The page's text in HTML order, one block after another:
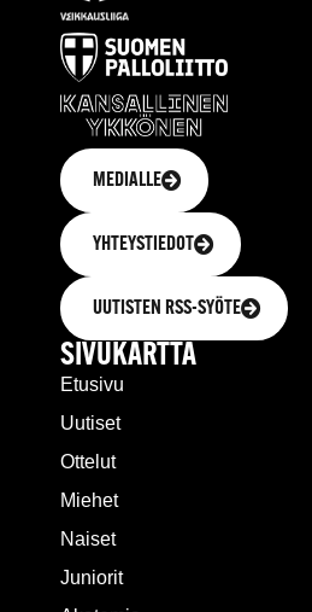
MEDIALLE
YHTEYSTIEDOT
UUTISTEN RSS-SYÖTE
SIVUKARTTA
Etusivu
Uutiset
Ottelut
Miehet
Naiset
Juniorit